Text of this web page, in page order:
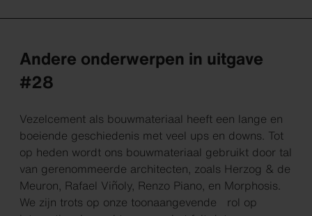
Andere onderwerpen in uitgave
#28
Vezelcement als bouwmateriaal heeft een lange en
boeiende geschiedenis met veel ups en downs. Tot
op heden wordt ons bouwmateriaal gebruikt door tal
van gerenommeerde architecten, zoals Herzog & de
Meuron, Rafael Viñoly, Renzo Piano, en Morphosis.
We zijn trots op onze toonaangevende rol op